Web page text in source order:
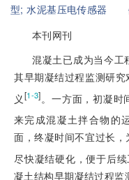
型;水泥基压电传感器
本刊网刊
混凝土已成为当今工
其早期凝结过程监测研
义[1-3]。一方面，初凝时
来完成混凝土拌合物的
面，终凝时间不宜过长
尽快凝结硬化，便于后
凝土结构早期凝结过程监